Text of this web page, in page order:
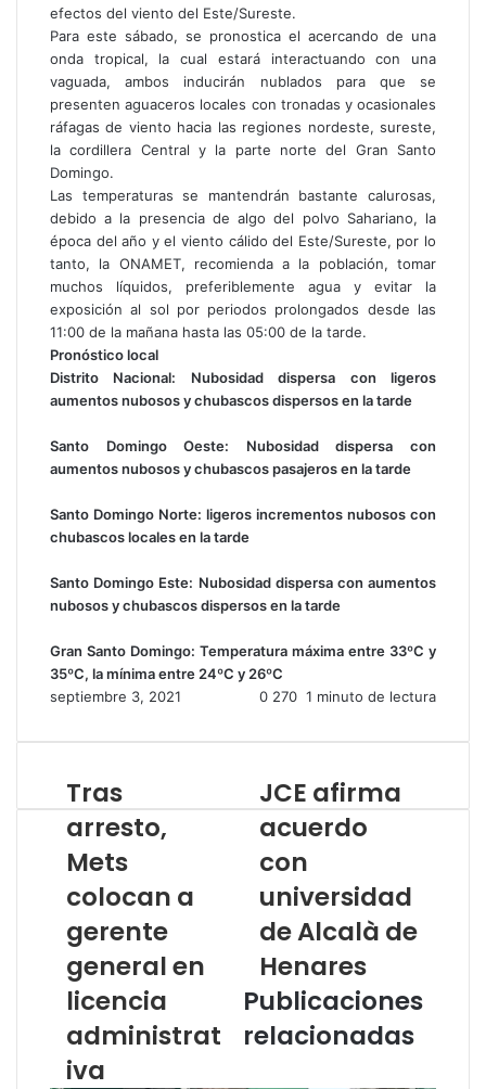
efectos del viento del Este/Sureste.
Para este sábado, se pronostica el acercando de una
onda tropical, la cual estará interactuando con una
vaguada, ambos inducirán nublados para que se
presenten aguaceros locales con tronadas y ocasionales
ráfagas de viento hacia las regiones nordeste, sureste,
la cordillera Central y la parte norte del Gran Santo
Domingo.
Las temperaturas se mantendrán bastante calurosas,
debido a la presencia de algo del polvo Sahariano, la
época del año y el viento cálido del Este/Sureste, por lo
tanto, la ONAMET, recomienda a la población, tomar
muchos líquidos, preferiblemente agua y evitar la
exposición al sol por periodos prolongados desde las
11:00 de la mañana hasta las 05:00 de la tarde.
Pronóstico local
Distrito Nacional: Nubosidad dispersa con ligeros
aumentos nubosos y chubascos dispersos en la tarde
Santo Domingo Oeste: Nubosidad dispersa con
aumentos nubosos y chubascos pasajeros en la tarde
Santo Domingo Norte: ligeros incrementos nubosos con
chubascos locales en la tarde
Santo Domingo Este: Nubosidad dispersa con aumentos
nubosos y chubascos dispersos en la tarde
Gran Santo Domingo: Temperatura máxima entre 33ºC y
35ºC, la mínima entre 24ºC y 26ºC
septiembre 3, 2021
0 270 1 minuto de lectura
Tras
arresto,
Mets
colocan a
gerente
general en
licencia
administrat
iva
JCE afirma
acuerdo
con
universidad
de Alcalà de
Henares
Publicaciones
relacionadas